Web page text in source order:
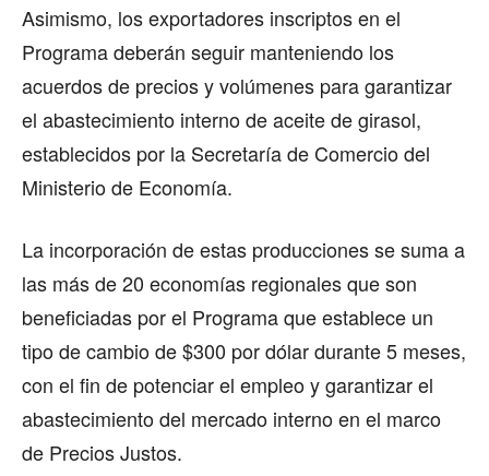
Asimismo, los exportadores inscriptos en el
Programa deberán seguir manteniendo los
acuerdos de precios y volúmenes para garantizar
el abastecimiento interno de aceite de girasol,
establecidos por la Secretaría de Comercio del
Ministerio de Economía.
La incorporación de estas producciones se suma a
las más de 20 economías regionales que son
beneficiadas por el Programa que establece un
tipo de cambio de $300 por dólar durante 5 meses,
con el fin de potenciar el empleo y garantizar el
abastecimiento del mercado interno en el marco
de Precios Justos.